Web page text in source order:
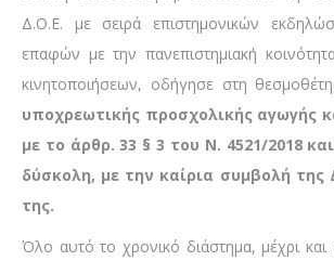
Δ.Ο.Ε. με σειρά επιστημονικών
επαφών με την πανεπιστημιακή
κινητοποιήσεων, οδήγησε στη
υποχρεωτικής προσχολικής αγωγής
με το άρθρ. 33 § 3 του Ν. 4521/2018
δύσκολη, με την καίρια συμβολή της
της.
Όλο αυτό το χρονικό διάστημα, μέχρι